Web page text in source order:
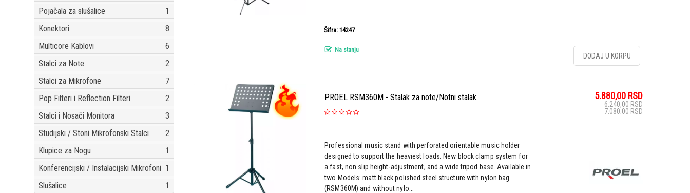
Pojačala za slušalice
1
Konektori
8
Multicore Kablovi
6
Stalci za Note
2
Stalci za Mikrofone
7
Pop Filteri i Reflection Filteri
2
Stalci i Nosači Monitora
3
Studijski / Stoni Mikrofonski Stalci
2
Klupice za Nogu
1
Konferencijski / Instalacijski Mikrofoni 1
Slušalice
1
Šifra: 14247
Na stanju
DODAJ U KORPU
PROEL RSM360M - Stalak za note/Notni stalak 5.880,00 RSD
6.240,00RSD
7.080,00RSD
Professional music stand with perforated orientable music holder
designed to support the heaviest loads. New block clamp system for
a fast, non slip height-adjustment, and a wide tripod base. Available in
two Models: matt black polished steel structure with nylon bag
(RSM360M) and without nylo...